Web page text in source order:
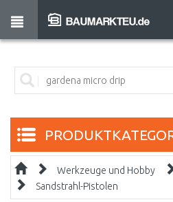
Werkzeuge und Hobby
Sandstrahl-Pistolen